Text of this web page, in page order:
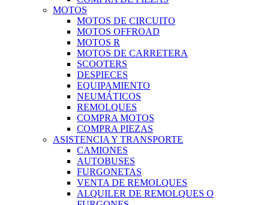
MOTOS
MOTOS DE CIRCUITO
MOTOS OFFROAD
MOTOS R
MOTOS DE CARRETERA
SCOOTERS
DESPIECES
EQUIPAMIENTO
NEUMÁTICOS
REMOLQUES
COMPRA MOTOS
COMPRA PIEZAS
ASISTENCIA Y TRANSPORTE
CAMIONES
AUTOBUSES
FURGONETAS
VENTA DE REMOLQUES
ALQUILER DE REMOLQUES O